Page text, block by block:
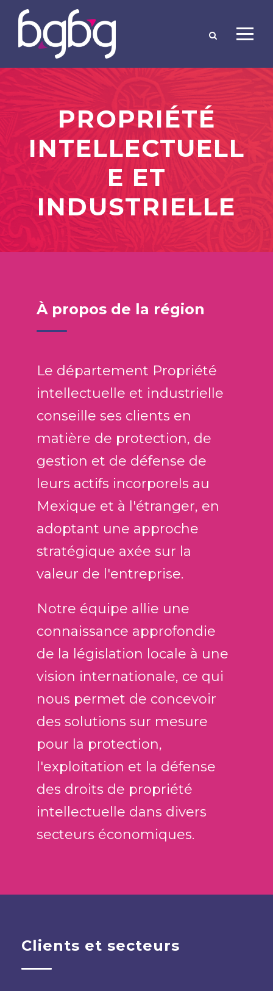
PROPRIÉTÉ
INTELLECTUELL
E ET
INDUSTRIELLE
À propos de la région
Le département Propriété
intellectuelle et industrielle
conseille ses clients en
matière de protection, de
gestion et de défense de
leurs actifs incorporels au
Mexique et à l'étranger, en
adoptant une approche
stratégique axée sur la
valeur de l'entreprise.
Notre équipe allie une
connaissance approfondie
de la législation locale à une
vision internationale, ce qui
nous permet de concevoir
des solutions sur mesure
pour la protection,
l'exploitation et la défense
des droits de propriété
intellectuelle dans divers
secteurs économiques.
Clients et secteurs